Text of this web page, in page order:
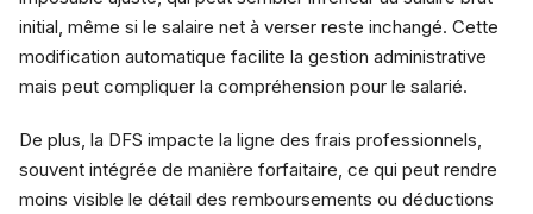
initial, même si le salaire net à verser reste inchangé. Cette
modification automatique facilite la gestion administrative
mais peut compliquer la compréhension pour le salarié.
De plus, la DFS impacte la ligne des frais professionnels,
souvent intégrée de manière forfaitaire, ce qui peut rendre
moins visible le détail des remboursements ou déductions